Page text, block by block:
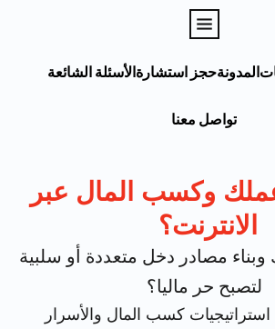
المدونةحجز استشارةالأسئلة الشائعة
تواصل معنا
عملك وكسب المال عبر
الانترنت؟
وبناء مصادر دخل متعددة أو سلبية
لتصبح حر ماليا؟
استراتيجيات كسب المال والأسرار